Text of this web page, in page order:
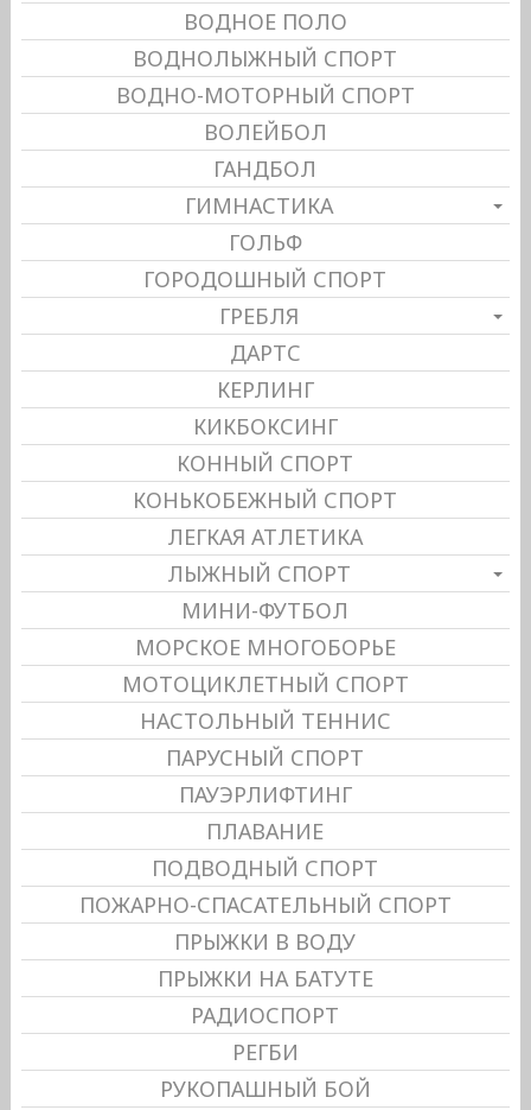
ВОДНОЕ ПОЛО
ВОДНОЛЫЖНЫЙ СПОРТ
ВОДНО-МОТОРНЫЙ СПОРТ
ВОЛЕЙБОЛ
ГАНДБОЛ
ГИМНАСТИКА
ГОЛЬФ
ГОРОДОШНЫЙ СПОРТ
ГРЕБЛЯ
ДАРТС
КЕРЛИНГ
КИКБОКСИНГ
КОННЫЙ СПОРТ
КОНЬКОБЕЖНЫЙ СПОРТ
ЛЕГКАЯ АТЛЕТИКА
ЛЫЖНЫЙ СПОРТ
МИНИ-ФУТБОЛ
МОРСКОЕ МНОГОБОРЬЕ
МОТОЦИКЛЕТНЫЙ СПОРТ
НАСТОЛЬНЫЙ ТЕННИС
ПАРУСНЫЙ СПОРТ
ПАУЭРЛИФТИНГ
ПЛАВАНИЕ
ПОДВОДНЫЙ СПОРТ
ПОЖАРНО-СПАСАТЕЛЬНЫЙ СПОРТ
ПРЫЖКИ В ВОДУ
ПРЫЖКИ НА БАТУТЕ
РАДИОСПОРТ
РЕГБИ
РУКОПАШНЫЙ БОЙ